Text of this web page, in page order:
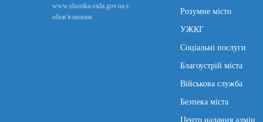
www.shostka-rada.gov.ua є
обов'язковим
Розумне місто
УЖКГ
Соціальні послуги
Благоустрій міста
Військова служба
Безпека міста
Центр надання адмін